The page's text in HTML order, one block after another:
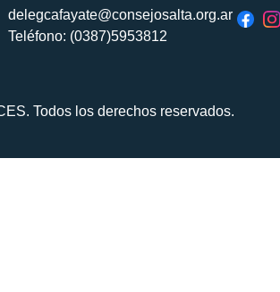
delegcafayate@consejosalta.org.ar
Teléfono: (0387)5953812
Todos los derechos reservados.